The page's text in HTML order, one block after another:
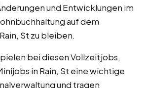
und Entwicklungen im
auf dem
St zu bleiben.
bei diesen Vollzeitjobs,
in Rain, St eine wichtige
und tragen